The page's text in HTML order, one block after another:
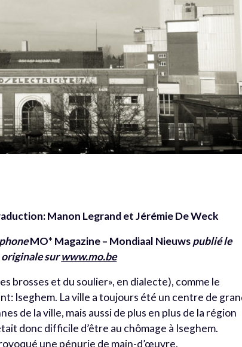
Manon Legrand et Jérémie De Weck
MO* Magazine – Mondiaal Nieuwspublié le
originale surwww.mo.be
brosses et du soulier», en dialecte), comme le
Iseghem. La ville a toujours été un centre de
de la ville, mais aussi de plus en plus de la région
donc difficile d’être au chômage à Iseghem.
une pénurie de main-d’œuvre.